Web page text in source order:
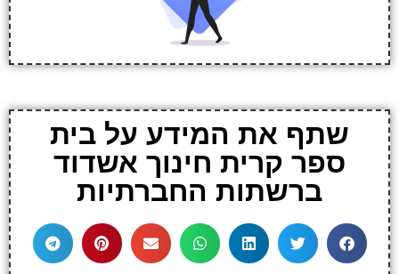
שתף את המידע על בית
ספר קרית חינוך אשדוד
ברשתות החברתיות